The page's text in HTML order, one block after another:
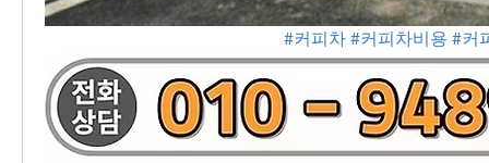
#커피차 #커피차비용 #커